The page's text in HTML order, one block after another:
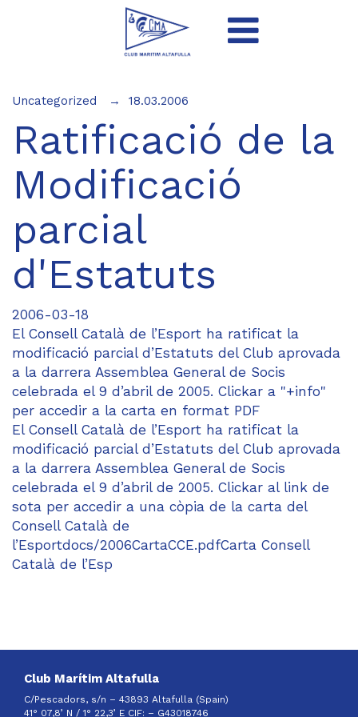
Uncategorized 18.03.2006
Ratificació de la
Modificació
parcial
d'Estatuts
2006-03-18
El Consell Català de l’Esport ha ratificat la
modificació parcial d’Estatuts del Club aprovada
a la darrera Assemblea General de Socis
celebrada el 9 d’abril de 2005. Clickar a "+info"
per accedir a la carta en format PDF
El Consell Català de l’Esport ha ratificat la
modificació parcial d’Estatuts del Club aprovada
a la darrera Assemblea General de Socis
celebrada el 9 d’abril de 2005. Clickar al link de
sota per accedir a una còpia de la carta del
Consell Català de
l’Esportdocs/2006CartaCCE.pdfCarta Consell
Català de l’Esp
Club Marítim Altafulla
C/Pescadors, s/n – 43893 Altafulla (Spain)
41° 07,8’ N / 1° 22,3’ E CIF: – G43018746